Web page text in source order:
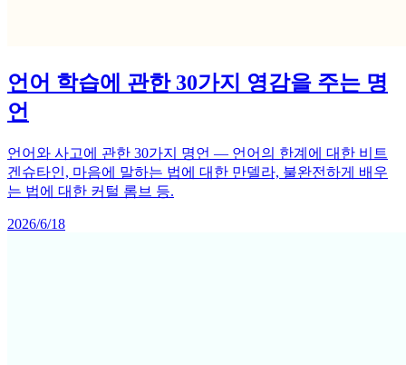
언어 학습에 관한 30가지 영감을 주는 명
언
언어와 사고에 관한 30가지 명언 — 언어의 한계에 대한 비트
겐슈타인, 마음에 말하는 법에 대한 만델라, 불완전하게 배우
는 법에 대한 커털 롬브 등.
2026/6/18